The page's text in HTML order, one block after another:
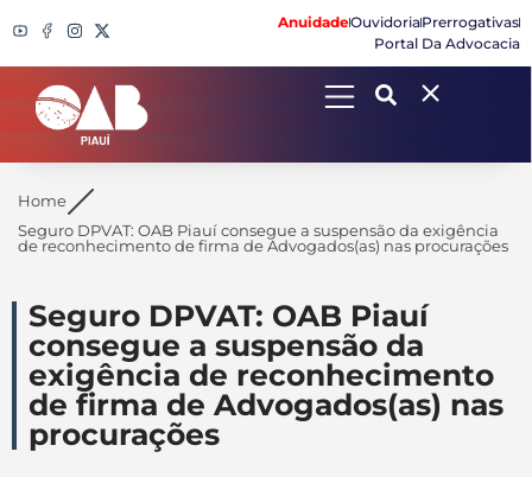
AnuidadeOuvidoriaPrerrogativas
Portal Da Advocacia
Search
Home
Seguro DPVAT: OAB Piauí consegue a suspensão da exigência
de reconhecimento de firma de Advogados(as) nas procurações
Seguro DPVAT: OAB Piauí
consegue a suspensão da
exigência de reconhecimento
de firma de Advogados(as) nas
procurações